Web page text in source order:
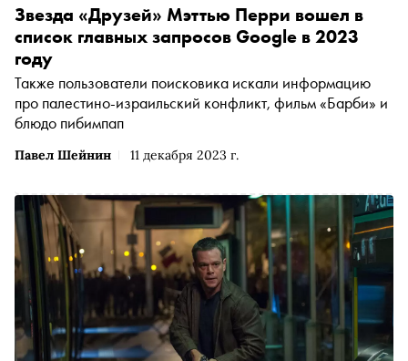
Павел Шейнин 11 декабря 2023 г.
Звезда «Друзей» Мэттью Перри вошел в
список главных запросов Google в 2023
году
Также пользователи поисковика искали информацию
про палестино-израильский конфликт, фильм «Барби» и
блюдо пибимпап